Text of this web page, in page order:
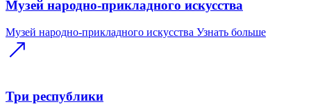
Музей народно-прикладного искусства
Музей народно-прикладного искусства Узнать больше
Три республики